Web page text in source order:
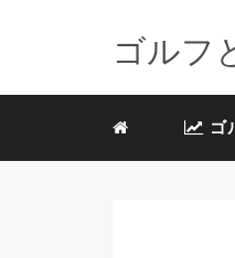
ゴルフ
ゴ